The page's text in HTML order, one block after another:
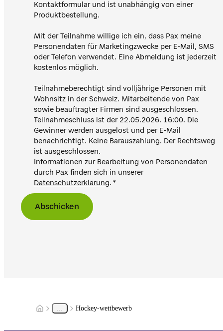
Kontaktformular und ist unabhängig von einer
Produktbestellung.
Mit der Teilnahme willige ich ein, dass Pax meine
Personendaten für Marketingzwecke per E-Mail, SMS
oder Telefon verwendet. Eine Abmeldung ist jederzeit
kostenlos möglich.
Teilnahmeberechtigt sind volljährige Personen mit
Wohnsitz in der Schweiz. Mitarbeitende von Pax
sowie beauftragter Firmen sind ausgeschlossen.
Teilnahmeschluss ist der 22.05.2026. 16:00. Die
Gewinner werden ausgelost und per E-Mail
benachrichtigt. Keine Barauszahlung. Der Rechtsweg
ist ausgeschlossen.
Informationen zur Bearbeitung von Personendaten
durch Pax finden sich in unserer
Datenschutzerklärung.
Abschicken
... Hockey-wettbewerb